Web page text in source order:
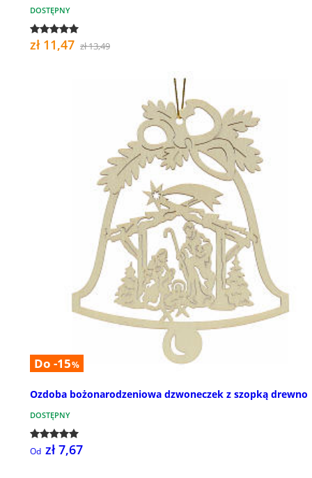
DOSTĘPNY
zł 11,47 zł 13,49
Do -15%
Ozdoba bożonarodzeniowa dzwoneczek z szopką drewno
DOSTĘPNY
Od zł 7,67